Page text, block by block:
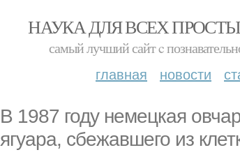
НАУКА ДЛЯ ВСЕХ
самый лучший сайт c
главная новости
В 1987 году немецкая
ягуара, сбежавшего из